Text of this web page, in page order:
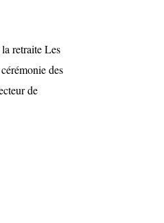
retraite Les
des
de